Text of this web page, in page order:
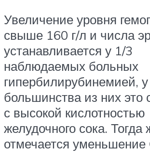
Увеличение уровня
свыше 160 г/л и числа
устанавливается у 1/3
наблюдаемых больных
гипербилирубинемией, у
большинства из них это
с высокой кислотностью
желудочного сока. Тогда
отмечается